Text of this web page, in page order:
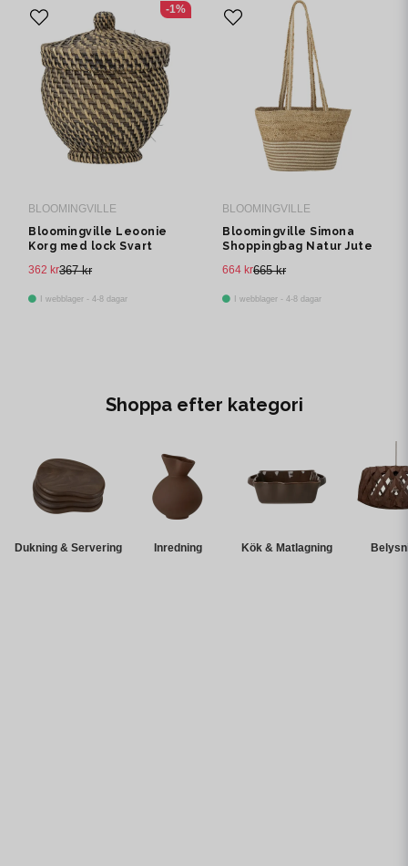
BLOOMINGVILLE
Bloomingville Leoonie
Korg med lock Svart
367 kr
362 kr
I webblager - 4-8 dagar
-1%
BLOOMINGVILLE
Bloomingville Simona
Shoppingbag Natur Jute
665 kr
664 kr
I webblager - 4-8 dagar
Shoppa efter kategori
Dukning & Servering Inredning Kök & Matlagning